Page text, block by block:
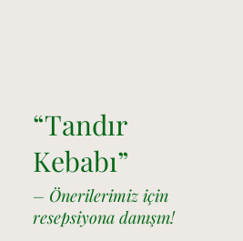
“Tandır
Kebabı”
– Önerilerimiz için
resepsiyona danışın!